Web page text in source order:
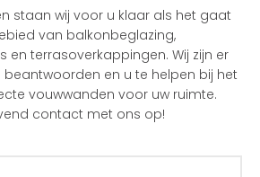
staan wij voor u klaar als het gaat
van balkonbeglazing,
en terrasoverkappingen. Wij zijn er
en u te helpen bij het
vouwwanden voor uw ruimte.
contact met ons op!